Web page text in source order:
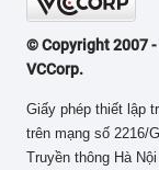
© Copyright 2007 -
VCCorp.
Giấy phép thiết lập
trên mạng số 2216/
Truyền thông Hà